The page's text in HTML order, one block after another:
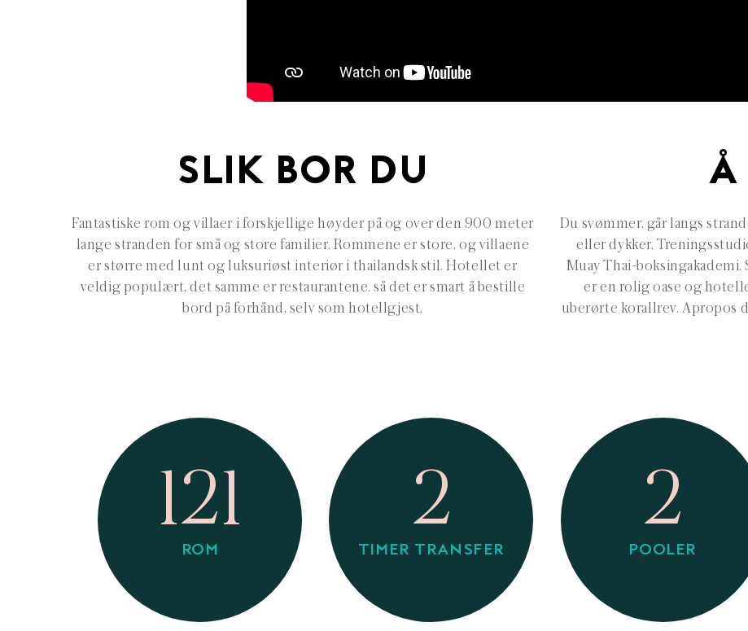
SLIK BOR DU
Fantastiske rom og villaer i forskjellige høyder på og over den 900 meter
lange stranden for små og store familier. Rommene er store, og villaene
er større med lunt og luksuriøst interiør i thailandsk stil. Hotellet er
veldig populært, det samme er restaurantene, så det er smart å bestille
bord på forhånd, selv som hotellgjest.
Å
Du svømmer, går langs
eller dykker.
Muay Thai-
er en rolig oase og
uberørte korallrev. Apropos
121
ROM
2
TIMER TRANSFER
2
POOLER